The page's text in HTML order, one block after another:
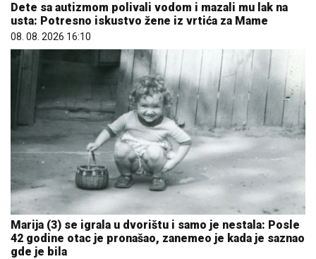
Dete sa autizmom polivali vodom i mazali mu lak na
usta: Potresno iskustvo žene iz vrtića za Mame
08. 08. 2026 16:10
Marija (3) se igrala u dvorištu i samo je nestala: Posle
42 godine otac je pronašao, zanemeo je kada je saznao
gde je bila